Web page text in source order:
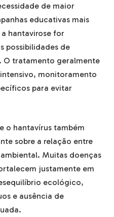
de maior
educativas mais
hantavirose for
possibilidades de
tratamento geralmente
monitoramento
para evitar
o hantavírus também
sobre a relação entre
Muitas doenças
justamente em
ecológico,
e ausência de